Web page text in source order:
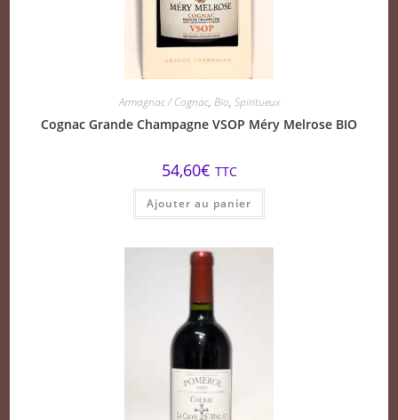
Armagnac / Cognac, Bio, Spiritueux
Cognac Grande Champagne VSOP Méry Melrose BIO
54,60€ TTC
Ajouter au panier